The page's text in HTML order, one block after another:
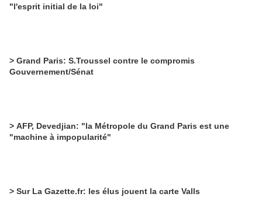
"l'esprit initial de la loi"
> Grand Paris: S.Troussel contre le compromis
Gouvernement/Sénat
> AFP, Devedjian: "la Métropole du Grand Paris est une
"machine à impopularité"
> Sur La Gazette.fr: les élus jouent la carte Valls